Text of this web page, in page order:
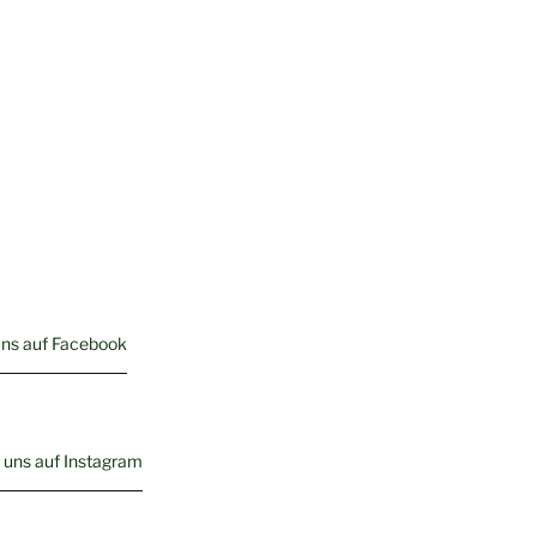
auf Facebook
uns auf Instagram